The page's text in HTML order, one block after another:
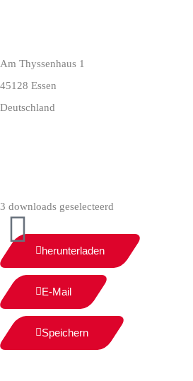
Am Thyssenhaus 1
45128 Essen
Deutschland
3 downloads geselecteerd
herunterladen
E-Mail
Speichern